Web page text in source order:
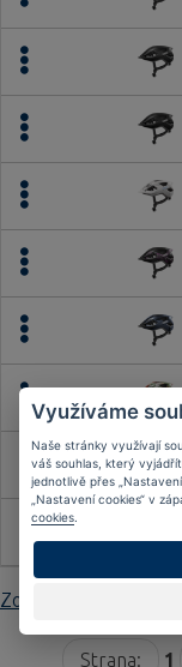
Zobrazit
Strana: 1
Využíváme
Naše stránky využívají
váš souhlas, který
jednotlivě přes
„Nastavení cookies“ v
cookies